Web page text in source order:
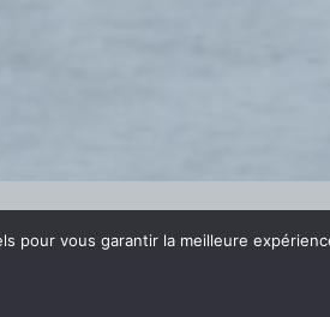
© 2024
pour vous garantir la meilleure